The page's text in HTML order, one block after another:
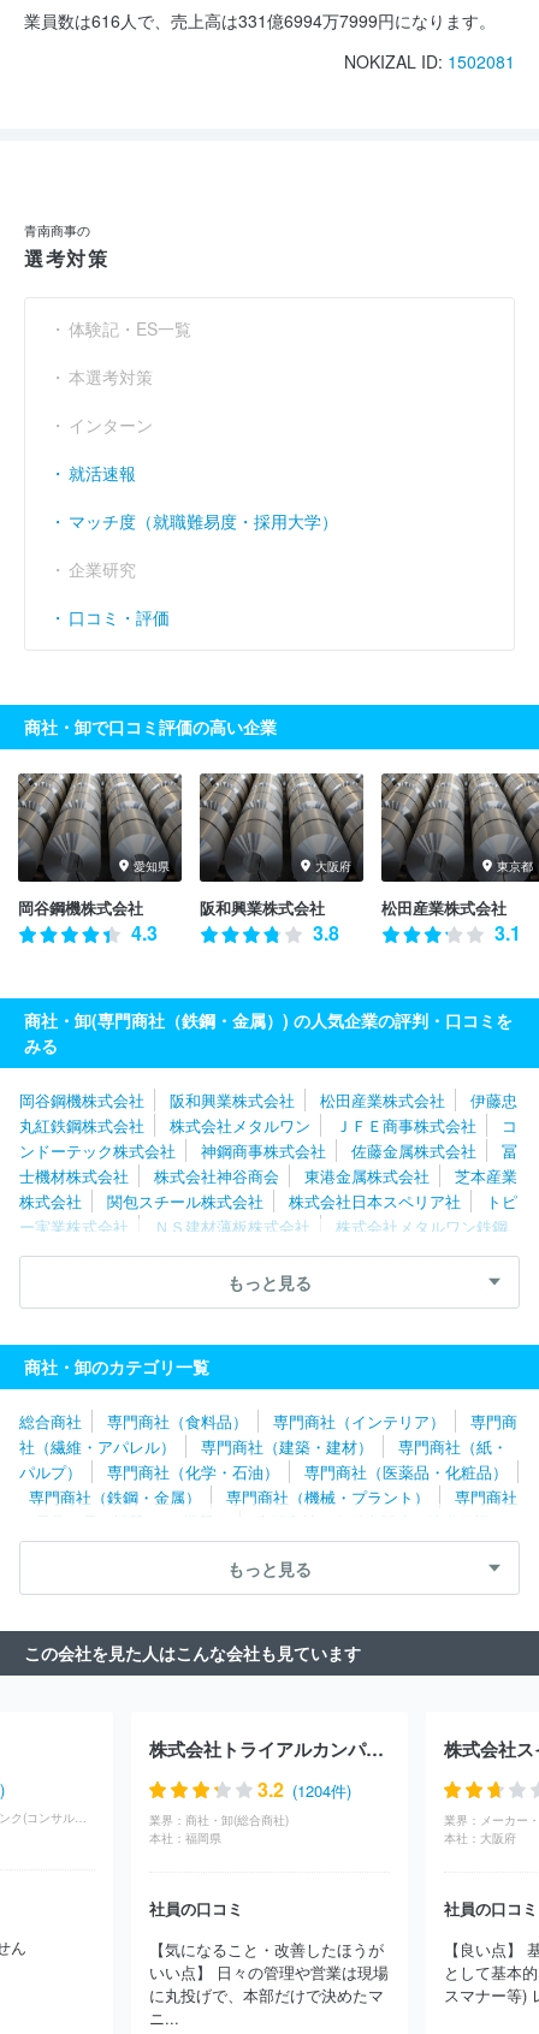
業員数は616人で、売上高は331億6994万7999円になります。
NOKIZAL ID: 1502081
青南商事の
選考対策
体験記・ES一覧
本選考対策
インターン
就活速報
マッチ度（就職難易度・採用大学）
企業研究
口コミ・評価
商社・卸で口コミ評価の高い企業
愛知県
岡谷鋼機株式会社
4.3
大阪府
阪和興業株式会社
3.8
東京都
松田産業株式会社
3.1
商社・卸(専門商社（鉄鋼・金属）) の人気企業の評判・口コミを
みる
岡谷鋼機株式会社 阪和興業株式会社 松田産業株式会社
伊藤忠
丸紅鉄鋼株式会社
株式会社メタルワン ＪＦＥ商事株式会社
コ
ンドーテック株式会社
神鋼商事株式会社 佐藤金属株式会社
冨
士機材株式会社
株式会社神谷商会 東港金属株式会社
芝本産業
株式会社
関包スチール株式会社 株式会社日本スペリア社
トピ
ー実業株式会社
ＮＳ建材薄板株式会社
株式会社メタルワン鉄鋼
製品販売
旭日産業株式会社 ＪＦＥ商事鋼管管材株式会社
直富
株式会社佐渡島 豊通マテリアル株式会社
トース
テ株式会社
式会社
もっと見る
商社・卸のカテゴリ一覧
総合商社 専門商社（食料品） 専門商社（インテリア）
専門商
社（繊維・アパレル）
専門商社（建築・建材）
専門商社（紙・
パルプ）
専門商社（化学・石油）
専門商社（医薬品・化粧品）
専門商社（鉄鋼・金属）
専門商社（機械・プラント）
専門商社
（電子・電気機器・OA機器）
専門商社（自動車関連・輸送用機
器）
専門商社（医療機器）
専門商社（文具・事務用品・日用
専門商社（スポーツ・レジャー用品） 専門商社（その他）
もっと見る
この会社を見た人はこんな会社も見ています
コンサル・シンクタンク(コンサルティング)
ん
株式会社トライアルカンパニー
3.2 (1204件)
業界： 商社・卸(総合商社)
本社： 福岡県
社員の口コミ
【気になること・改善したほうが
いい点】 日々の管理や営業は現場
に丸投げで、本部だけで決めたマ
ニ...
株式会社
業界： メーカー
本社： 大阪府
社員の口コミ
【良い点】
として基本
スマナー等)